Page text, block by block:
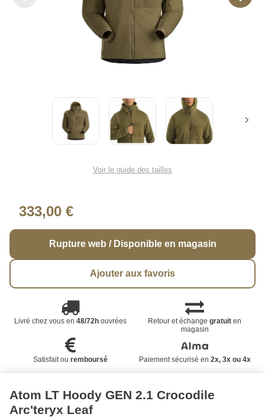
Voir le guide des tailles
333,00 €
Rupture web / Disponible en magasin
Ajouter aux favoris
Livré chez vous en 48/72houvrées Retour et échangegratuit en
magasin
Satisfait ou remboursé Paiement sécurisé en 2x, 3x ou 4x
Atom LT Hoody GEN 2.1 Crocodile
Arc'teryx Leaf